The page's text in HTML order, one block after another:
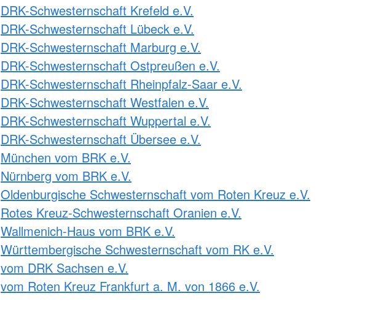
DRK-Schwesternschaft Krefeld e.V.
DRK-Schwesternschaft Lübeck e.V.
DRK-Schwesternschaft Marburg e.V.
DRK-Schwesternschaft Ostpreußen e.V.
DRK-Schwesternschaft Rheinpfalz-Saar e.V.
DRK-Schwesternschaft Westfalen e.V.
DRK-Schwesternschaft Wuppertal e.V.
DRK-Schwesternschaft Übersee e.V.
München vom BRK e.V.
Nürnberg vom BRK e.V.
Oldenburgische Schwesternschaft vom Roten Kreuz e.V.
Rotes Kreuz-Schwesternschaft Oranien e.V.
Wallmenich-Haus vom BRK e.V.
Württembergische Schwesternschaft vom RK e.V.
vom DRK Sachsen e.V.
vom Roten Kreuz Frankfurt a. M. von 1866 e.V.